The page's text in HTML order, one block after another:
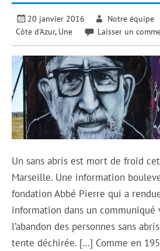
20 janvier 2016 Notre équipe
Côte d'Azur, Une Laisser un
Un sans abris est mort de froid
Marseille. Une information
fondation Abbé Pierre qui a
information dans un
l’abandon des personnes sans
tente déchirée. […] Comme en